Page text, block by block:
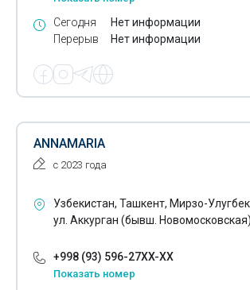
Горячее цинкование
Диагностика состояния
Диагностика состояния оборудования
Доставка готовой пищи
Заправка картриджей
Защита гражданская
Сегодня
Перерыв
Нет информации
Нет информации
ANNAMARIA
с 2023 года
Узбекистан, Ташкент, Мирзо-
ул. Аккурган (бывш.
+998 (93) 596-27XX-XX
Показать номер